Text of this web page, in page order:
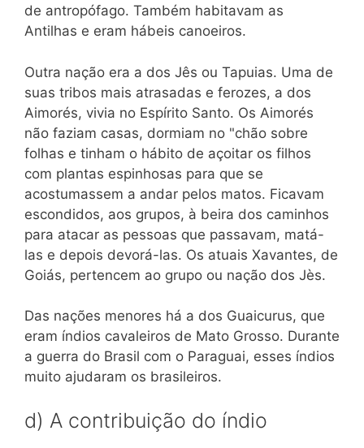
de antropófago. Também habitavam as
Antilhas e eram hábeis canoeiros.
Outra nação era a dos Jês ou Tapuias. Uma de
suas tribos mais atrasadas e ferozes, a dos
Aimorés, vivia no Espírito Santo. Os Aimorés
não faziam casas, dormiam no "chão sobre
folhas e tinham o hábito de açoitar os filhos
com plantas espinhosas para que se
acostumassem a andar pelos matos. Ficavam
escondidos, aos grupos, à beira dos caminhos
para atacar as pessoas que passavam, matá-
las e depois devorá-las. Os atuais Xavantes, de
Goiás, pertencem ao grupo ou nação dos Jès.
Das nações menores há a dos Guaicurus, que
eram índios cavaleiros de Mato Grosso. Durante
a guerra do Brasil com o Paraguai, esses índios
muito ajudaram os brasileiros.
d) A contribuição do índio